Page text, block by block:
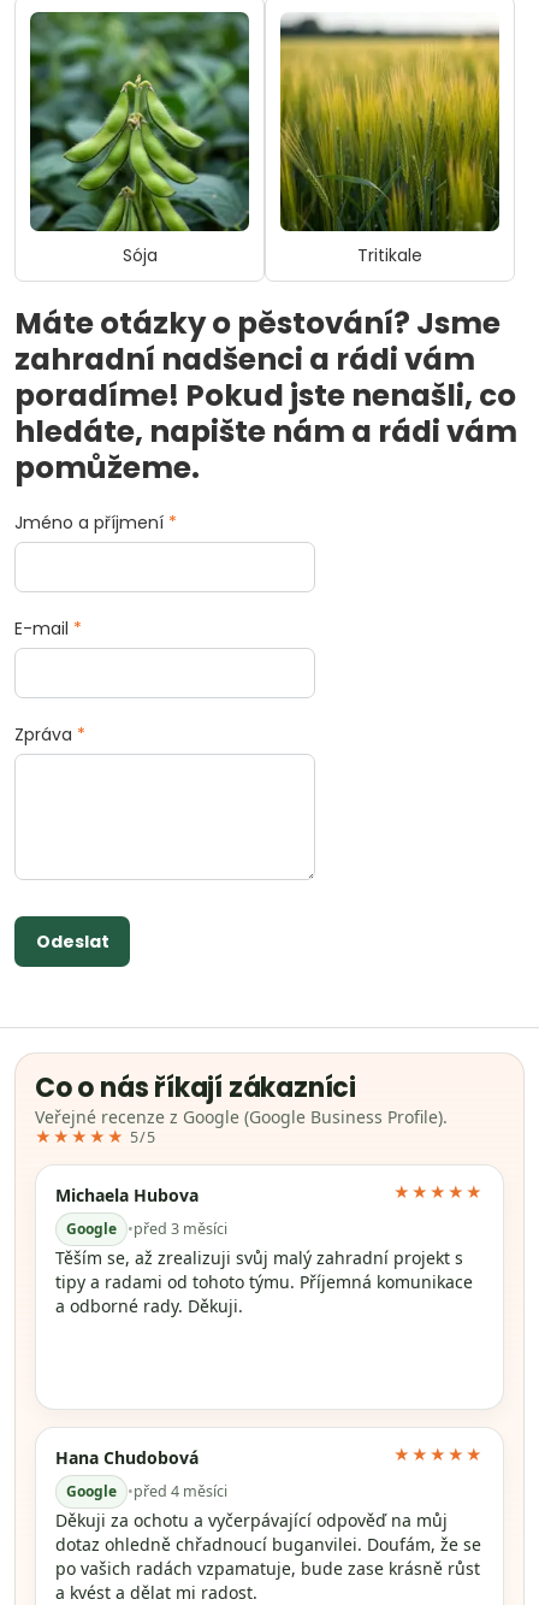
Sója Tritikale
Máte otázky o pěstování? Jsme
zahradní nadšenci a rádi vám
poradíme! Pokud jste nenašli, co
hledáte, napište nám a rádi vám
pomůžeme.
Jméno a příjmení *
E-mail *
Zpráva *
Odeslat
Co o nás říkají zákazníci
Veřejné recenze z Google (Google Business Profile).
★★★★★ 5/5
Michaela Hubova
Google •před 3 měsíci
★★★★★
Těším se, až zrealizuji svůj malý zahradní projekt s
tipy a radami od tohoto týmu. Příjemná komunikace
a odborné rady. Děkuji.
Hana Chudobová
Google •před 4 měsíci
★★★★★
Děkuji za ochotu a vyčerpávající odpověď na můj
dotaz ohledně chřadnoucí buganvilei. Doufám, že se
po vašich radách vzpamatuje, bude zase krásně růst
a kvést a dělat mi radost.